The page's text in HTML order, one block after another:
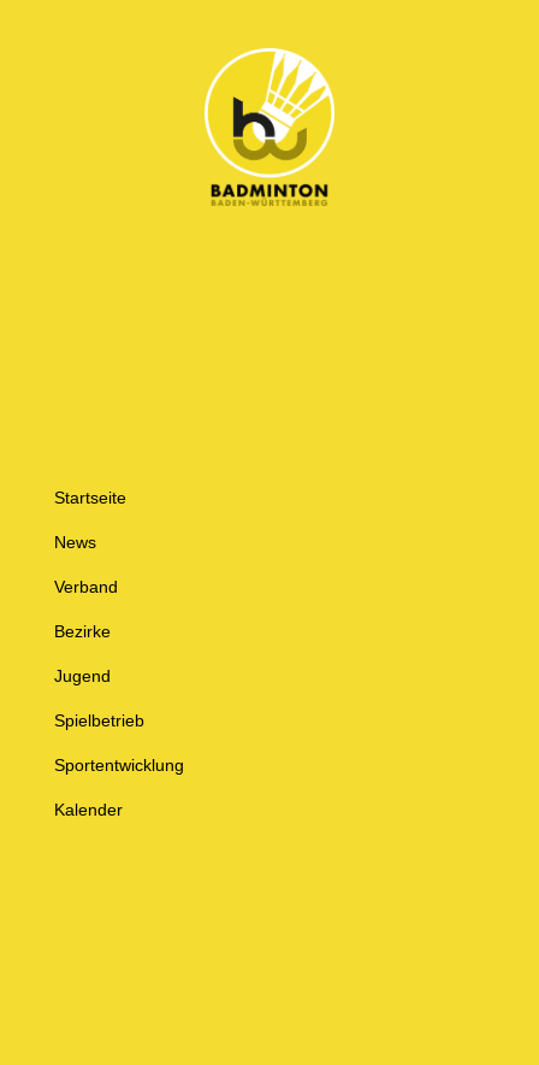
Startseite
News
Verband
Bezirke
Jugend
Spielbetrieb
Sportentwicklung
Kalender